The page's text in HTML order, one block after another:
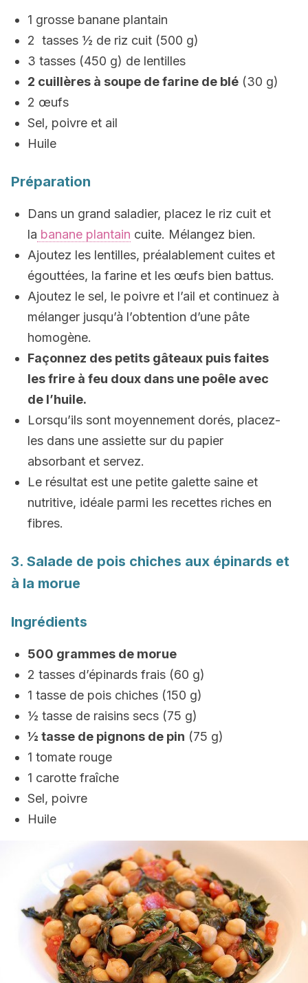
1 grosse banane plantain
2 tasses ½ de riz cuit (500 g)
3 tasses (450 g) de lentilles
2 cuillères à soupe de farine de blé (30 g)
2 œufs
Sel, poivre et ail
Huile
Préparation
Dans un grand saladier, placez le riz cuit et
la banane plantain cuite. Mélangez bien.
Ajoutez les lentilles, préalablement cuites et
égouttées, la farine et les œufs bien battus.
Ajoutez le sel, le poivre et l’ail et continuez à
mélanger jusqu’à l’obtention d’une pâte
homogène.
Façonnez des petits gâteaux puis faites
les frire à feu doux dans une poêle avec
de l’huile.
Lorsqu’ils sont moyennement dorés, placez-
les dans une assiette sur du papier
absorbant et servez.
Le résultat est une petite galette saine et
nutritive, idéale parmi les recettes riches en
fibres.
3. Salade de pois chiches aux épinards et
à la morue
Ingrédients
500 grammes de morue
2 tasses d’épinards frais (60 g)
1 tasse de pois chiches (150 g)
½ tasse de raisins secs (75 g)
½ tasse de pignons de pin (75 g)
1 tomate rouge
1 carotte fraîche
Sel, poivre
Huile